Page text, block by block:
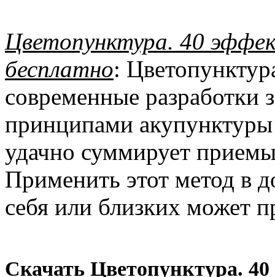
Цветопунктура. 40
бесплатно:
современные разработки
принципами
удачно суммирует
Применить этот метод в
себя или близких может
Скачать Цветопунктура.